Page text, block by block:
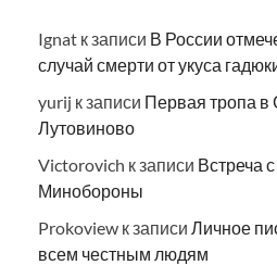
Ignat к записи В России
случай смерти от укуса
yurij к записи Первая тропа в
Лутовиново
Victorovich к записи Встреча
Минобороны
Prokoview к записи Личное
всем честным людям